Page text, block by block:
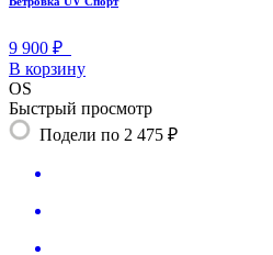
9 900 ₽
В корзину
OS
Быстрый просмотр
Подели по 2 475 ₽